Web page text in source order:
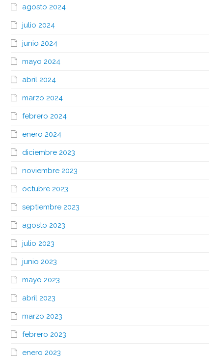
agosto 2024
julio 2024
junio 2024
mayo 2024
abril 2024
marzo 2024
febrero 2024
enero 2024
diciembre 2023
noviembre 2023
octubre 2023
septiembre 2023
agosto 2023
julio 2023
junio 2023
mayo 2023
abril 2023
marzo 2023
febrero 2023
enero 2023